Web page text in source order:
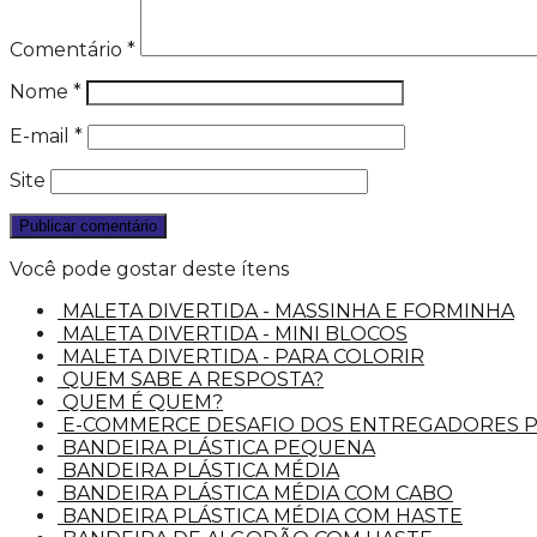
Comentário *
Nome *
E-mail *
Site
Você pode gostar deste ítens
MALETA DIVERTIDA - MASSINHA E FORMINHA
MALETA DIVERTIDA - MINI BLOCOS
MALETA DIVERTIDA - PARA COLORIR
QUEM SABE A RESPOSTA?
QUEM É QUEM?
E-COMMERCE DESAFIO DOS ENTREGADORES
BANDEIRA PLÁSTICA PEQUENA
BANDEIRA PLÁSTICA MÉDIA
BANDEIRA PLÁSTICA MÉDIA COM CABO
BANDEIRA PLÁSTICA MÉDIA COM HASTE